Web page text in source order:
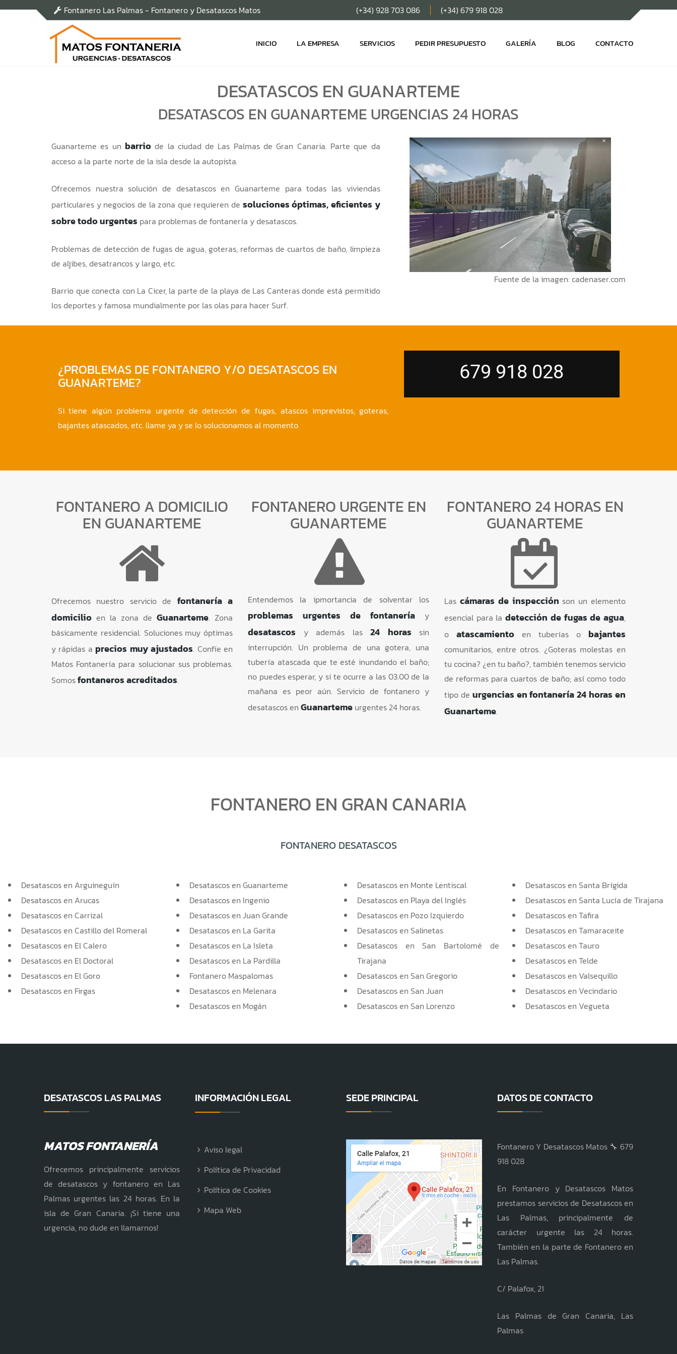
Fontanero Las Palmas - Fontanero y Desatascos Matos (+34) 928 703 086 (+34) 679 918 028
INICIO LA EMPRESA SERVICIOS PEDIR PRESUPUESTO GALERÍA BLOG CONTACTO
DESATASCOS EN GUANARTEME
DESATASCOS EN GUANARTEME URGENCIAS 24 HORAS
Guanarteme es un barriode la ciudad de Las Palmas de Gran Canaria. Parte que da
acceso a la parte norte de la isla desde la autopista.
Ofrecemos nuestra solución de desatascos en Guanarteme para todas las viviendas
particulares y negocios de la zona que requieren de soluciones óptimas, eficientes y
sobre todo urgentes para problemas de fontanería y desatascos.
Problemas dedetección de fugas de agua, goteras, reformas de cuartos de baño, limpieza
de aljibes, desatrancos y largo, etc.
Barrio que conecta con La Cicer, la parte de la playa de Las Canteras donde está permitido
los deportes y famosa mundialmente por las olas para hacer Surf.
Fuente de la imagen: cadenaser.com
¿PROBLEMAS DE FONTANERO Y/O DESATASCOS EN
GUANARTEME?
Si tiene algún problema urgente de detección de fugas, atascos imprevistos, goteras,
bajantes atascados, etc. llame ya y se lo solucionamos al momento.
679 918 028
FONTANERO A DOMICILIO
EN GUANARTEME
Ofrecemos nuestro servicio de fontanería a
domicilio en la zona de Guanarteme. Zona
básicamente residencial. Soluciones muy óptimas
y rápidas a precios muy ajustados. Confíe en
Matos Fontanería para solucionar sus problemas.
Somosfontaneros acreditados.
FONTANERO URGENTE EN
GUANARTEME
Entendemos la ipmortancia de solventar los
problemas urgentes de fontanería y
desatascos y además las 24 horas sin
interrupción. Un problema de una gotera, una
tubería atascada que te esté inundando el baño;
no puedes esperar, y si te ocurre a las 03.00 de la
mañana es peor aún. Servicio de fontanero y
desatascos en Guanarteme urgentes 24 horas.
FONTANERO 24 HORAS EN
GUANARTEME
Las cámaras de inspección son un elemento
esencial para ladetección de fugas de agua,
o atascamiento en tuberías o bajantes
comunitarios, entre otros. ¿Goteras molestas en
tu cocina? ¿en tu baño?, también tenemos servicio
de reformas para cuartos de baño; así como todo
tipo de urgencias en fontanería 24 horas en
Guanarteme.
FONTANERO EN GRAN CANARIA
FONTANERO DESATASCOS
Desatascos en Arguineguín
Desatascos en Arucas
Desatascos en Carrizal
Desatascos en Castillo del Romeral
Desatascos en El Calero
Desatascos en El Doctoral
Desatascos en El Goro
Desatascos en Firgas
Desatascos en Guanarteme
Desatascos en Ingenio
Desatascos en Juan Grande
Desatascos en La Garita
Desatascos en La Isleta
Desatascos en La Pardilla
Fontanero Maspalomas
Desatascos en Melenara
Desatascos en Mogán
Desatascos en Monte Lentiscal
Desatascos en Playa del Inglés
Desatascos en Pozo Izquierdo
Desatascos en Salinetas
Desatascos en San Bartolomé de
Tirajana
Desatascos en San Gregorio
Desatascos en San Juan
Desatascos en San Lorenzo
Desatascos en Santa Brígida
Desatascos en Santa Lucía de Tirajana
Desatascos en Tafira
Desatascos en Tamaraceite
Desatascos en Tauro
Desatascos en Telde
Desatascos en Valsequillo
Desatascos en Vecindario
Desatascos en Vegueta
DESATASCOS LAS PALMAS
MATOS FONTANERÍA
Ofrecemos principalmente servicios
de desatascos y fontanero en Las
Palmas urgentes las 24 horas. En la
isla de Gran Canaria. ¡Si tiene una
urgencia, no dude en llamarnos!
INFORMACIÓN LEGAL
Aviso legal
Política de Privacidad
Política de Cookies
Mapa Web
SEDE PRINCIPAL DATOS DE CONTACTO
Fontanero Y Desatascos Matos 🔧 679
918 028
En Fontanero y Desatascos Matos
prestamos servicios de Desatascos en
Las Palmas, principalmente de
carácter urgente las 24 horas.
También en la parte de Fontanero en
Las Palmas.
C/ Palafox, 21
Las Palmas de Gran Canaria, Las
Palmas